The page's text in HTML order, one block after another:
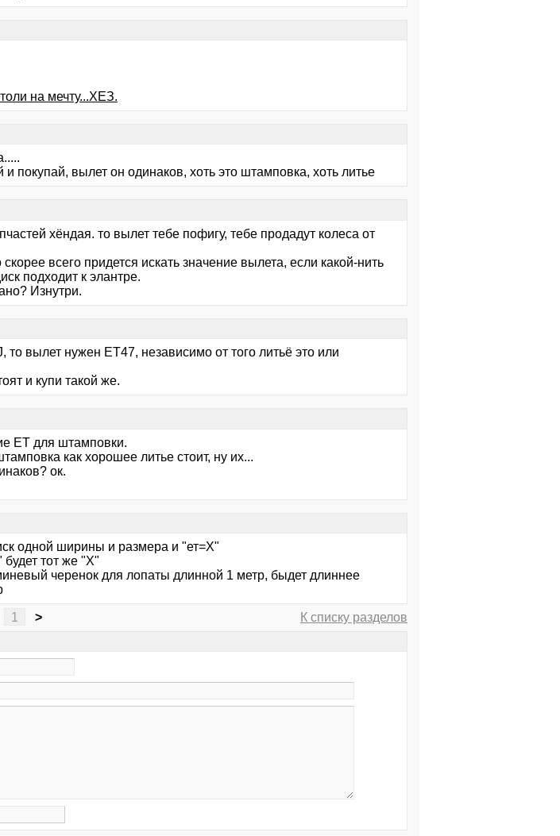
на мечту...ХЕЗ.
покупай, вылет он одинаков, хоть это штамповка, хоть литье
хёндая. то вылет тебе пофигу, тебе продадут колеса от
всего придется искать значение вылета, если какой-нить
подходит к элантре.
Изнутри.
то вылет нужен ЕТ47, независимо от того литьё это или
и купи такой же.
ЕТ для штамповки.
как хорошее литье стоит, ну их...
ок.
одной ширины и размера и "ет=Х"
тот же "Х"
черенок для лопаты длинной 1 метр, быдет длиннее
1 >
К списку разделов